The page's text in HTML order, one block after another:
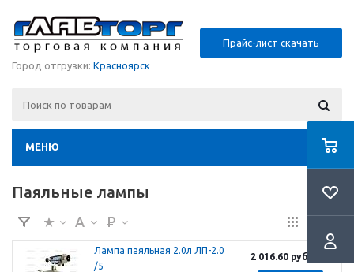
Прайс-лист скачать
Город отгрузки: Красноярск
МЕНЮ
Паяльные лампы
Лампа паяльная 2.0л ЛП-2.0
/5
2 016.60руб.